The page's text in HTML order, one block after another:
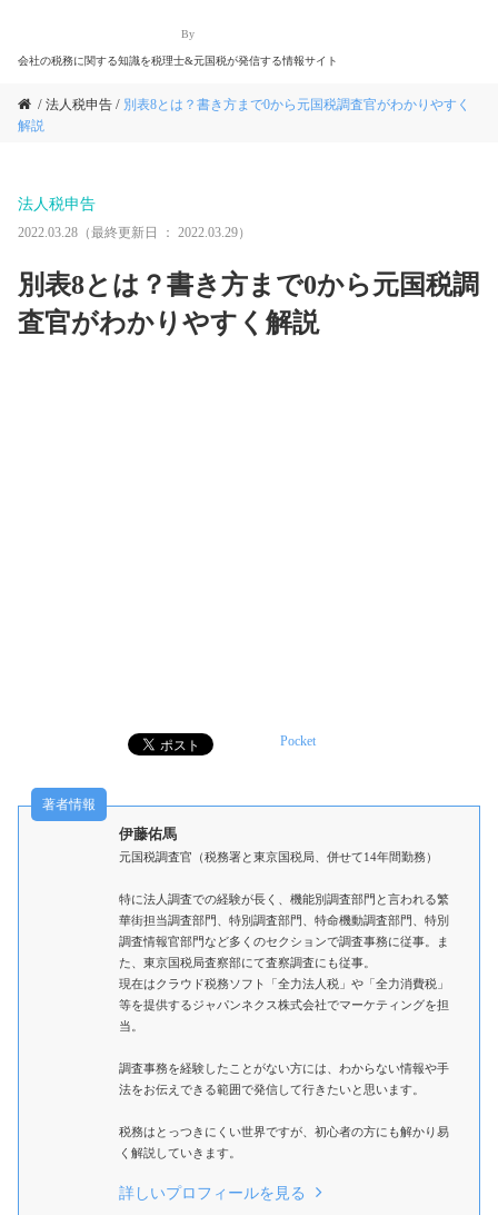
By
会社の税務に関する知識を税理士&元国税が発信する情報サイト
法人税申告
別表8とは？書き方まで0から元国税調査官がわかりやすく
解説
法人税申告
2022.03.28 （最終更新日 ： 2022.03.29）
別表8とは？書き方まで0から元国税調
査官がわかりやすく解説
Pocket
伊藤佑馬
元国税調査官（税務署と東京国税局、併せて14年間勤務）
特に法人調査での経験が長く、機能別調査部門と言われる繁
華街担当調査部門、特別調査部門、特命機動調査部門、特別
調査情報官部門など多くのセクションで調査事務に従事。ま
た、東京国税局査察部にて査察調査にも従事。
現在はクラウド税務ソフト「全力法人税」や「全力消費税」
等を提供するジャパンネクス株式会社でマーケティングを担
当。
調査事務を経験したことがない方には、わからない情報や手
法をお伝えできる範囲で発信して行きたいと思います。
税務はとっつきにくい世界ですが、初心者の方にも解かり易
く解説していきます。
詳しいプロフィールを見る